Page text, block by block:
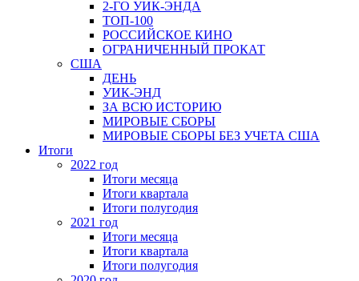
2-ГО УИК-ЭНДА
ТОП-100
РОССИЙСКОЕ КИНО
ОГРАНИЧЕННЫЙ ПРОКАТ
США
ДЕНЬ
УИК-ЭНД
ЗА ВСЮ ИСТОРИЮ
МИРОВЫЕ СБОРЫ
МИРОВЫЕ СБОРЫ БЕЗ УЧЕТА США
Итоги
2022 год
Итоги месяца
Итоги квартала
Итоги полугодия
2021 год
Итоги месяца
Итоги квартала
Итоги полугодия